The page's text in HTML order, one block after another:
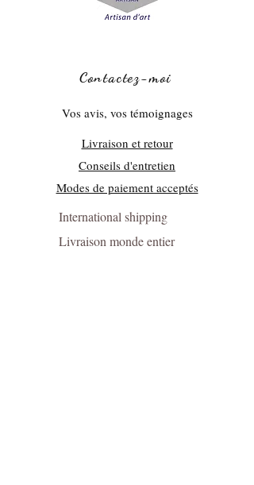
Contactez-moi
Vos avis, vos témoignages
Livraison et retour
Conseils d'entretien
Modes de paiement acceptés
International shipping
Livraison monde entier